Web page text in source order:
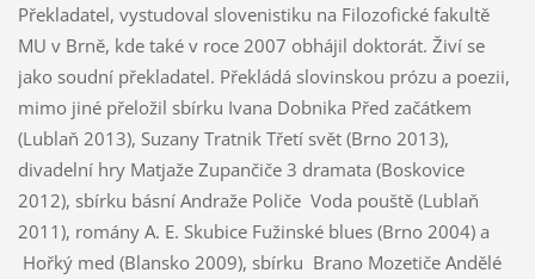
Překladatel, vystudoval slovenistiku na Filozofické fakultě
MU v Brně, kde také v roce 2007 obhájil doktorát. Živí se
jako soudní překladatel. Překládá slovinskou prózu a poezii,
mimo jiné přeložil sbírku Ivana Dobnika Před začátkem
(Lublaň 2013), Suzany Tratnik Třetí svět (Brno 2013),
divadelní hry Matjaže Zupančiče 3 dramata (Boskovice
2012), sbírku básní Andraže Poliče Voda pouště (Lublaň
2011), romány A. E. Skubice Fužinské blues (Brno 2004) a
Hořký med (Blansko 2009), sbírku Brano Mozetiče Andělé